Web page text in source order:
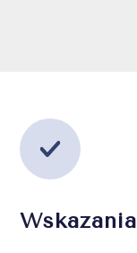
Wskazania